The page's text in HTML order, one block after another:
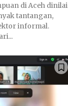
di Aceh dinilai
tantangan,
informal.